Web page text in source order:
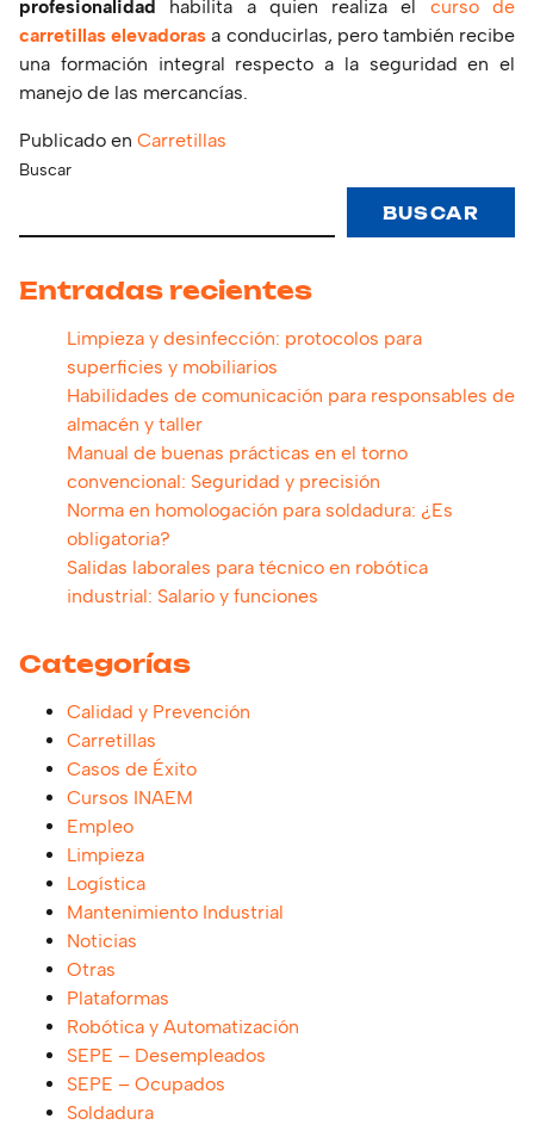
profesionalidad habilita a quien realiza el curso de
carretillas elevadoras a conducirlas, pero también recibe
una formación integral respecto a la seguridad en el
manejo de las mercancías.
Publicado en Carretillas
Buscar
BUSCAR
Entradas recientes
Limpieza y desinfección: protocolos para
superficies y mobiliarios
Habilidades de comunicación para responsables de
almacén y taller
Manual de buenas prácticas en el torno
convencional: Seguridad y precisión
Norma en homologación para soldadura: ¿Es
obligatoria?
Salidas laborales para técnico en robótica
industrial: Salario y funciones
Categorías
Calidad y Prevención
Carretillas
Casos de Éxito
Cursos INAEM
Empleo
Limpieza
Logística
Mantenimiento Industrial
Noticias
Otras
Plataformas
Robótica y Automatización
SEPE – Desempleados
SEPE – Ocupados
Soldadura